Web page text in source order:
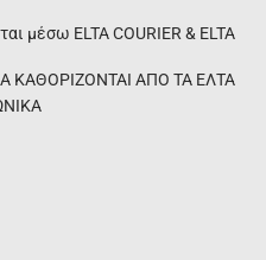
μέσω ELTA COURIER & ELTA
ΚΑΘΟΡΙΖΟΝΤΑΙ ΑΠΟ ΤΑ ΕΛΤΑ